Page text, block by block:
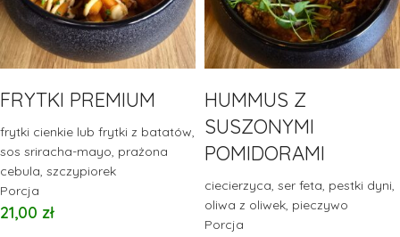
FRYTKI PREMIUM
frytki cienkie lub frytki z batatów,
sos sriracha-mayo, prażona
cebula, szczypiorek
Porcja
21,00 zł
HUMMUS Z
SUSZONYMI
POMIDORAMI
ciecierzyca, ser feta, pestki dyni,
oliwa z oliwek, pieczywo
Porcja